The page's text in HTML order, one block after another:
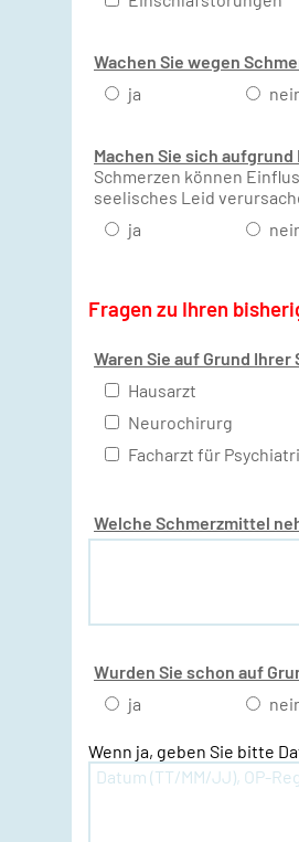
Wachen Sie wegen
ja
Machen Sie sich
Schmerzen können
seelisches Leid
ja
Fragen zu Ihren
Waren Sie auf Grund
Hausarzt
Neurochirurg
Facharzt für
Welche Schmerzmittel
Wurden Sie schon auf
ja
Wenn ja, geben Sie bitte